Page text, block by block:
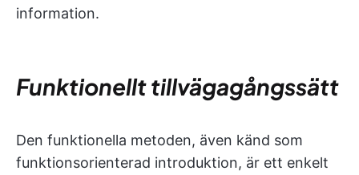
information.
Funktionellt tillvägagångssätt
Den funktionella metoden, även känd som
funktionsorienterad introduktion, är ett enkelt